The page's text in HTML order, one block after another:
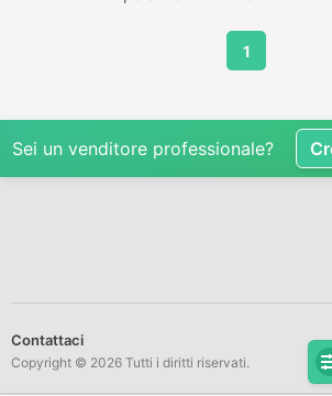
1
Sei un venditore professionale?
Contattaci
Copyright © 2026 Tutti i diritti riservati.